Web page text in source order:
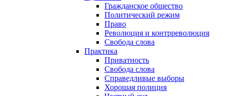
Гражданское общество
Политический режим
Право
Революция и контрреволюция
Свобода слова
Практика
Приватность
Свобода слова
Справедливые выборы
Хорошая полиция